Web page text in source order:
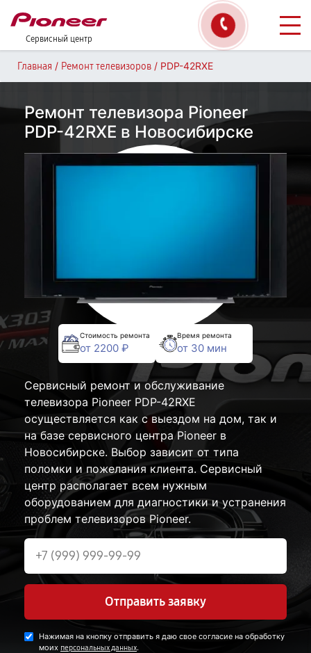
Сервисный центр
Главная / Ремонт телевизоров / PDP-42RXE
Ремонт телевизора Pioneer
PDP-42RXE в Новосибирске
Стоимость ремонта
от 2200 ₽
Время ремонта
от 30 мин
Сервисный ремонт и обслуживание
телевизора Pioneer PDP-42RXE
осуществляется как с выездом на дом, так и
на базе сервисного центра Pioneer в
Новосибирске. Выбор зависит от типа
поломки и пожелания клиента. Сервисный
центр располагает всем нужным
оборудованием для диагностики и устранения
проблем телевизоров Pioneer.
Отправить заявку
Нажимая на кнопку отправить я даю свое согласие на обработку
моих персональных данных.